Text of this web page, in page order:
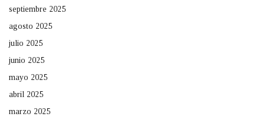
septiembre 2025
agosto 2025
julio 2025
junio 2025
mayo 2025
abril 2025
marzo 2025